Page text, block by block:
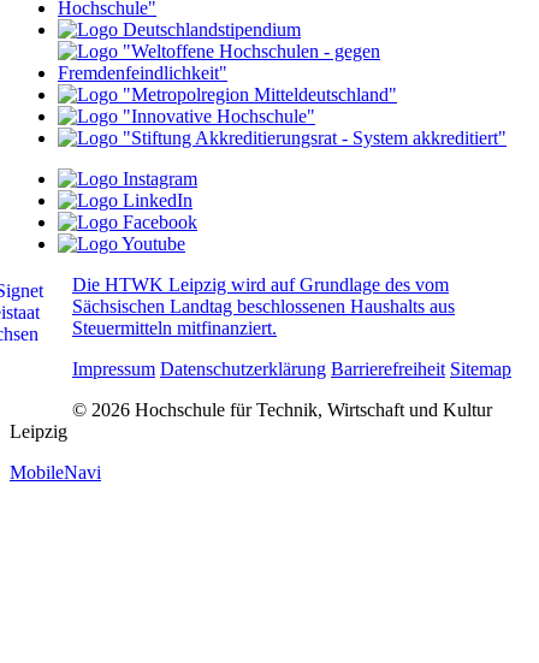
Die HTWK Leipzig wird auf Grundlage des vom
Sächsischen Landtag beschlossenen Haushalts aus
Steuermitteln mitfinanziert.
Impressum Datenschutzerklärung Barrierefreiheit Sitemap
© 2026 Hochschule für Technik, Wirtschaft und Kultur
Leipzig
MobileNavi